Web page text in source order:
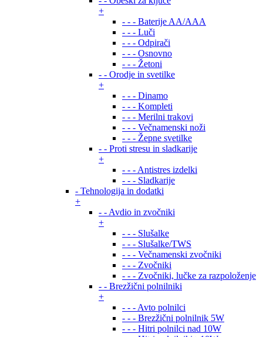
+
- - - Baterije AA/AAA
- - - Luči
- - - Odpirači
- - - Osnovno
- - - Žetoni
- - Orodje in svetilke
+
- - - Dinamo
- - - Kompleti
- - - Merilni trakovi
- - - Večnamenski noži
- - - Žepne svetilke
- - Proti stresu in sladkarije
+
- - - Antistres izdelki
- - - Sladkarije
- Tehnologija in dodatki
+
- - Avdio in zvočniki
+
- - - Slušalke
- - - Slušalke/TWS
- - - Večnamenski zvočniki
- - - Zvočniki
- - - Zvočniki, lučke za razpoloženje
- - Brezžični polnilniki
+
- - - Avto polnilci
- - - Brezžični polnilnik 5W
- - - Hitri polnilci nad 10W